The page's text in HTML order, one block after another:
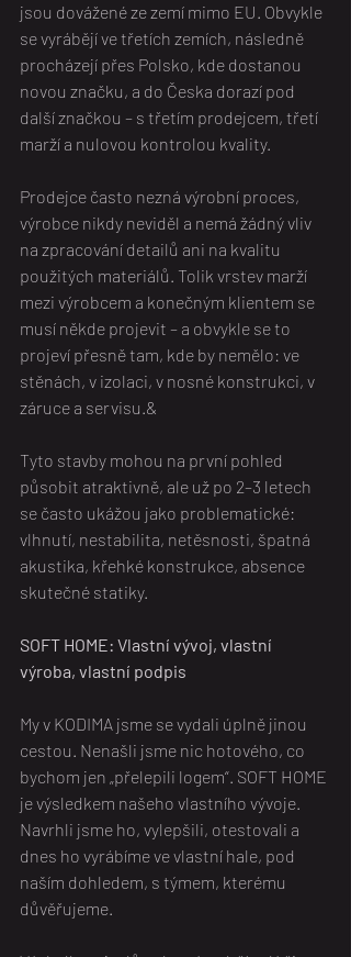
jsou dovážené ze zemí mimo EU. Obvykle
se vyrábějí ve třetích zemích, následně
procházejí přes Polsko, kde dostanou
novou značku, a do Česka dorazí pod
další značkou – s třetím prodejcem, třetí
marží a nulovou kontrolou kvality.
Prodejce často nezná výrobní proces,
výrobce nikdy neviděl a nemá žádný vliv
na zpracování detailů ani na kvalitu
použitých materiálů. Tolik vrstev marží
mezi výrobcem a konečným klientem se
musí někde projevit – a obvykle se to
projeví přesně tam, kde by nemělo: ve
stěnách, v izolaci, v nosné konstrukci, v
záruce a servisu.&
Tyto stavby mohou na první pohled
působit atraktivně, ale už po 2–3 letech
se často ukážou jako problematické:
vlhnutí, nestabilita, netěsnosti, špatná
akustika, křehké konstrukce, absence
skutečné statiky.
SOFT HOME: Vlastní vývoj, vlastní
výroba, vlastní podpis
My v KODIMA jsme se vydali úplně jinou
cestou. Nenašli jsme nic hotového, co
bychom jen „přelepili logem“. SOFT HOME
je výsledkem našeho vlastního vývoje.
Navrhli jsme ho, vylepšili, otestovali a
dnes ho vyrábíme ve vlastní hale, pod
naším dohledem, s týmem, kterému
důvěřujeme.